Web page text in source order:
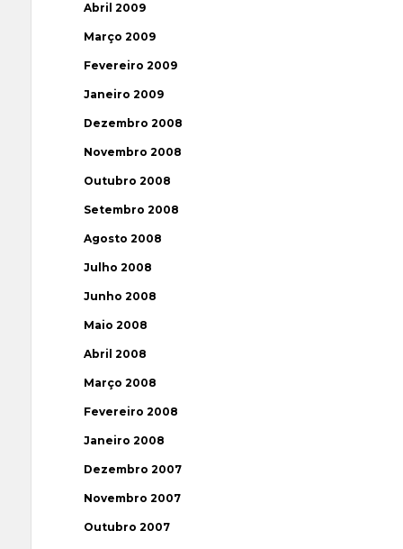
Abril 2009
Março 2009
Fevereiro 2009
Janeiro 2009
Dezembro 2008
Novembro 2008
Outubro 2008
Setembro 2008
Agosto 2008
Julho 2008
Junho 2008
Maio 2008
Abril 2008
Março 2008
Fevereiro 2008
Janeiro 2008
Dezembro 2007
Novembro 2007
Outubro 2007